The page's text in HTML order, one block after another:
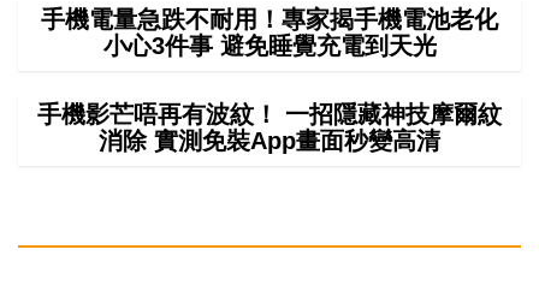
手機電量急跌不耐用！專家揭手機電池老化
小心3件事 避免睡覺充電到天光
手機影芒唔再有波紋！ 一招隱藏神技摩爾紋
消除 實測免裝App畫面秒變高清